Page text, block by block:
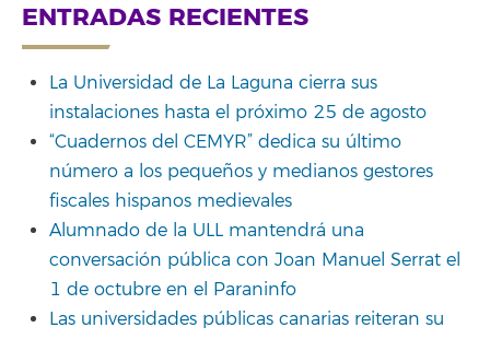
ENTRADAS RECIENTES
La Universidad de La Laguna cierra sus
instalaciones hasta el próximo 25 de agosto
“Cuadernos del CEMYR” dedica su último
número a los pequeños y medianos gestores
fiscales hispanos medievales
Alumnado de la ULL mantendrá una
conversación pública con Joan Manuel Serrat el
1 de octubre en el Paraninfo
Las universidades públicas canarias reiteran su